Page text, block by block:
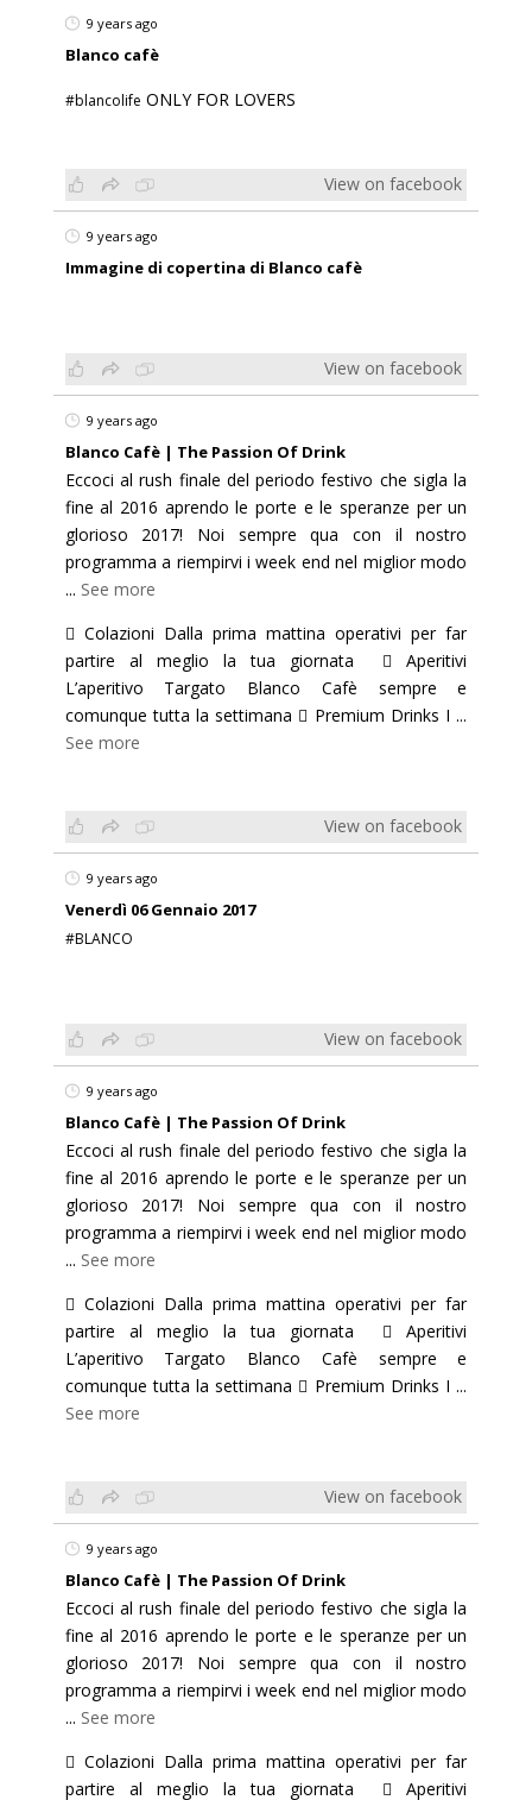
9 years ago
Blanco cafè
#blancolife ONLY FOR LOVERS
View on facebook
9 years ago
Immagine di copertina di Blanco cafè
View on facebook
9 years ago
Blanco Cafè | The Passion Of Drink
Eccoci al rush finale del periodo festivo che sigla la
fine al 2016 aprendo le porte e le speranze per un
glorioso 2017! Noi sempre qua con il nostro
programma a riempirvi i week end nel miglior modo
... See more
 Colazioni Dalla prima mattina operativi per far
partire al meglio la tua giornata  Aperitivi
L’aperitivo Targato Blanco Cafè sempre e
comunque tutta la settimana  Premium Drinks I ...
See more
View on facebook
9 years ago
Venerdì 06 Gennaio 2017
#BLANCO
View on facebook
9 years ago
Blanco Cafè | The Passion Of Drink
Eccoci al rush finale del periodo festivo che sigla la
fine al 2016 aprendo le porte e le speranze per un
glorioso 2017! Noi sempre qua con il nostro
programma a riempirvi i week end nel miglior modo
... See more
 Colazioni Dalla prima mattina operativi per far
partire al meglio la tua giornata  Aperitivi
L’aperitivo Targato Blanco Cafè sempre e
comunque tutta la settimana  Premium Drinks I ...
See more
View on facebook
9 years ago
Blanco Cafè | The Passion Of Drink
Eccoci al rush finale del periodo festivo che sigla la
fine al 2016 aprendo le porte e le speranze per un
glorioso 2017! Noi sempre qua con il nostro
programma a riempirvi i week end nel miglior modo
... See more
 Colazioni Dalla prima mattina operativi per far
partire al meglio la tua giornata  Aperitivi